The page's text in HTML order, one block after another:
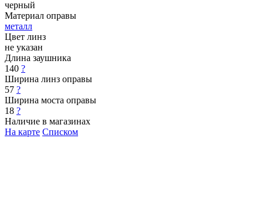
черный
Материал оправы
металл
Цвет линз
не указан
Длина заушника
140 ?
Ширина линз оправы
57 ?
Ширина моста оправы
18 ?
Наличие в магазинах
На карте Списком